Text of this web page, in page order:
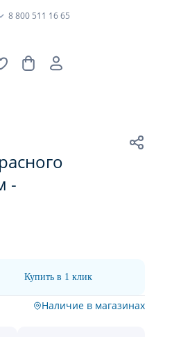
8 800 511 16 65
-
Купить в 1 клик
Наличие в магазинах